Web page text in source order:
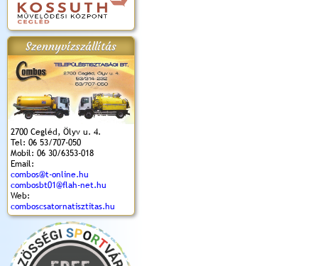
Szennyvízszállítás
2700 Cegléd, Ölyv u. 4.
Tel: 06 53/707-050
Mobil: 06 30/6353-018
Email:
combos@t-online.hu
combosbt01@flah-net.hu
Web:
comboscsatornatisztitas.hu
2018.
Kossuth Toborzó
Ünnepély
Szent István Ünnepe
(2017. 08. 20.)